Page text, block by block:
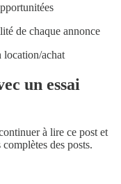
de chaque annonce
location/achat
un essai
à lire ce post et
des posts.